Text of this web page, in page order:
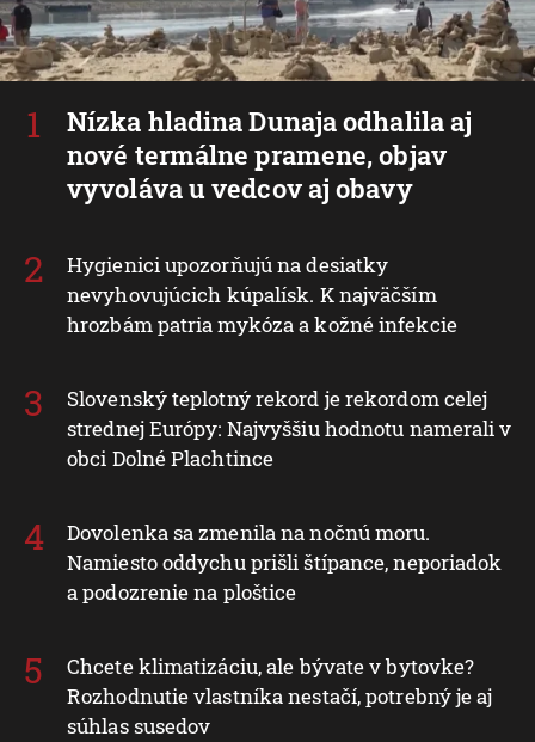
Nízka hladina Dunaja odhalila aj
nové termálne pramene, objav
vyvoláva u vedcov aj obavy
Hygienici upozorňujú na desiatky
nevyhovujúcich kúpalísk. K najväčším
hrozbám patria mykóza a kožné infekcie
Slovenský teplotný rekord je rekordom celej
strednej Európy: Najvyššiu hodnotu namerali v
obci Dolné Plachtince
Dovolenka sa zmenila na nočnú moru.
Namiesto oddychu prišli štípance, neporiadok
a podozrenie na ploštice
Chcete klimatizáciu, ale bývate v bytovke?
Rozhodnutie vlastníka nestačí, potrebný je aj
súhlas susedov